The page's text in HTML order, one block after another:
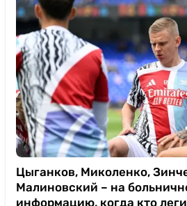
Цыганков, Миколенко,
Малиновский – на
информацию, когда кто